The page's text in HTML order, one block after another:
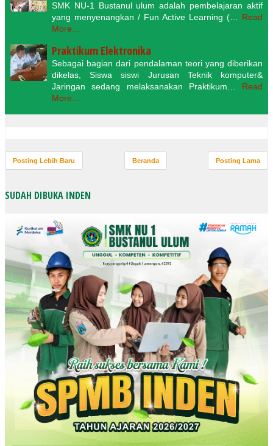
SMK NU-1 Bustanul ulum adalah pembelajaran aktif
yang menyenangkan / Fun Active Learning (… Read
More...
Praktikum Elektronika
Sebagai bagian dari pendalaman teori yang diberikan
dikelas, Siswa siswi Jurusan Teknik komputer&
Jaringan sedang melaksanakan Praktikum…
Read
More...
Posting Lebih Baru Posting Lama
Beranda
SUDAH DIBUKA INDEN